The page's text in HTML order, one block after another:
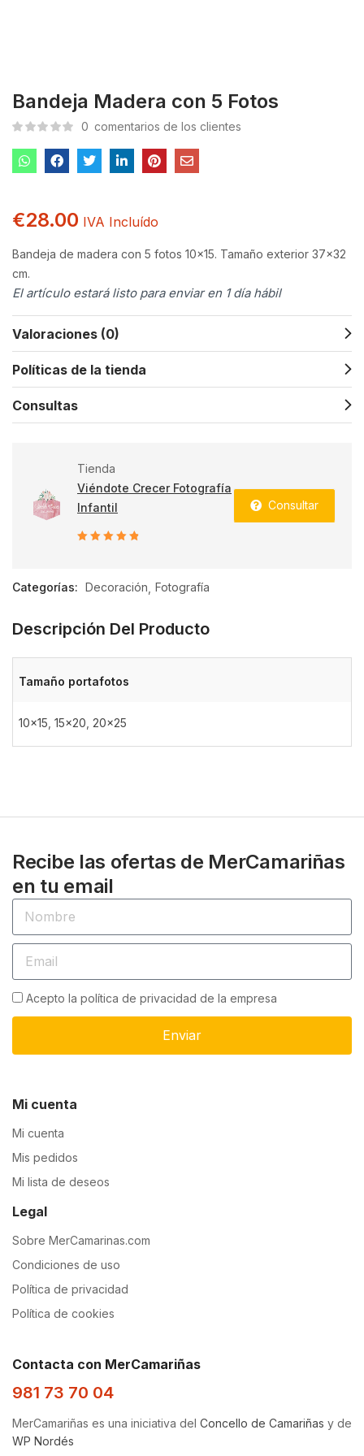
Bandeja Madera con 5 Fotos
0 comentarios de los clientes
€28.00 IVA Incluído
Bandeja de madera con 5 fotos 10×15. Tamaño exterior 37×32
cm.
El artículo estará listo para enviar en 1 día hábil
Valoraciones (0)
Políticas de la tienda
Consultas
Tienda
Viéndote Crecer Fotografía
Infantil
Consultar
Categorías: Decoración Fotografía
Descripción Del Producto
Tamaño portafotos
10×15 15×20 20×25
Recibe las ofertas de MerCamariñas
en tu email
Acepto la política de privacidad de la empresa
Enviar
Mi cuenta
Mi cuenta
Mis pedidos
Mi lista de deseos
Legal
Sobre MerCamarinas.com
Condiciones de uso
Política de privacidad
Política de cookies
Contacta con MerCamariñas
981 73 70 04
MerCamariñas es una iniciativa del Concello de Camariñas y de
WP Nordés